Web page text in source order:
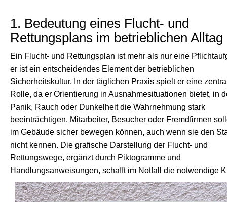
1. Bedeutung eines Flucht- und
Rettungsplans im betrieblichen Alltag
Ein Flucht- und Rettungsplan ist mehr als nur eine
er ist ein entscheidendes Element der betrieblichen
Sicherheitskultur. In der täglichen Praxis spielt er eine
Rolle, da er Orientierung in Ausnahmesituationen bietet, in
Panik, Rauch oder Dunkelheit die Wahrnehmung stark
beeinträchtigen. Mitarbeiter, Besucher oder Fremdfirmen
im Gebäude sicher bewegen können, auch wenn sie den
nicht kennen. Die grafische Darstellung der Flucht- und
Rettungswege, ergänzt durch Piktogramme und
Handlungsanweisungen, schafft im Notfall die notwendige